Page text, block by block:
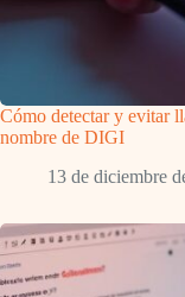
Cómo detectar y evitar
nombre de DIGI
13 de diciembre